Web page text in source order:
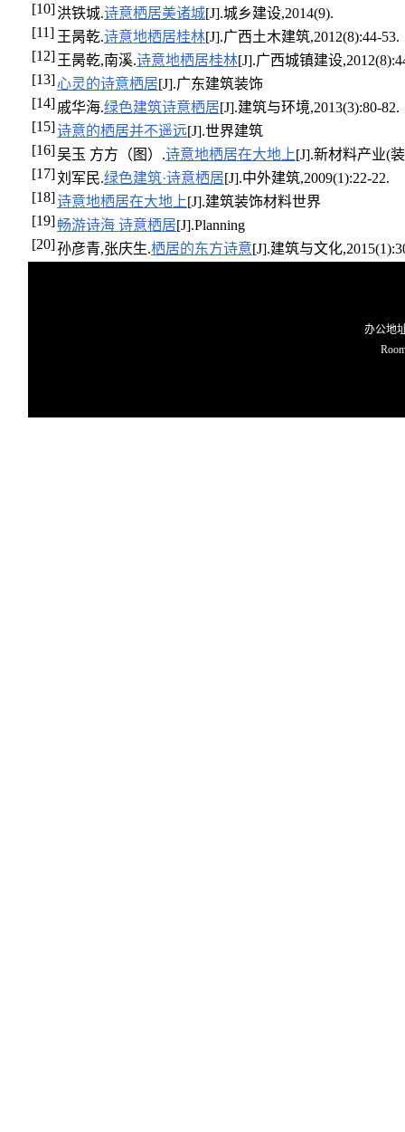
[10]洪铁城.诗意栖居美诸城[J].城乡建设,2014(9).
[11] 王昺乾.诗意地栖居桂林[J].广西土木建筑,2012(8):44-53.
[12] 王昺乾,南溪.诗意地栖居桂林[J].广西城镇建设
[13]心灵的诗意栖居[J].广东建筑装饰
[14]戚华海.绿色建筑诗意栖居[J].建筑与环境,2013(3):80-82.
[15]诗意的栖居并不遥远[J].世界建筑
[16]吴玉 方方（图）.诗意地栖居在大地上[J].新材料产业(
[17]刘军民.绿色建筑·诗意栖居[J].中外建筑,2009(1):22-22.
[18]诗意地栖居在大地上[J].建筑装饰材料世界
[19]畅游诗海 诗意栖居[J].Planning
[20]孙彦青,张庆生.栖居的东方诗意[J].建筑与文化
办公地